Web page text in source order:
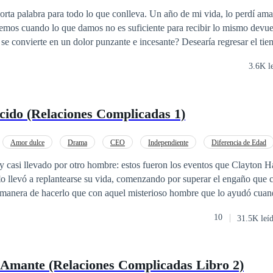
un dolor punzante e incesante? Desearía regresar el tiempo atrás y no
de ese sentimiento. Mirándome
3.6K
(Relaciones Complicadas 1)
Amor dulce Drama CEO Independiente Diferencia de Edad
casi llevado por otro hombre: estos fueron los eventos que Clayton
llevó a replantearse su vida, comenzando por superar el engaño que
de hacerlo que con aquel misterioso hombre que lo ayudó
fantasías, haciéndole desear experimentar cosas nuevas. Sin
A Amante 3. El Reencuentro Que Cambió Todo 4. El Juego
10 31.5K
(Relaciones Complicadas Libro 2)